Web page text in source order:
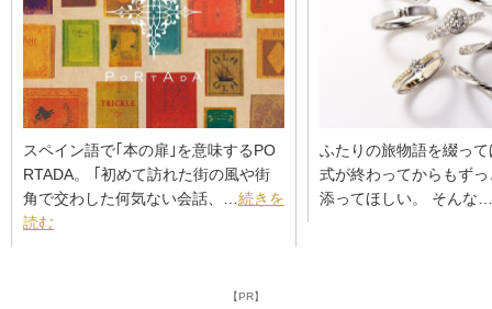
スペイン語で｢本の扉｣を意味するPO
RTADA。 ｢初めて訪れた街の風や街
角で交わした何気ない会話、…続きを
読む
ふたりの旅物語を綴っ
式が終わってからもず
添ってほしい。 そんな…
【PR】